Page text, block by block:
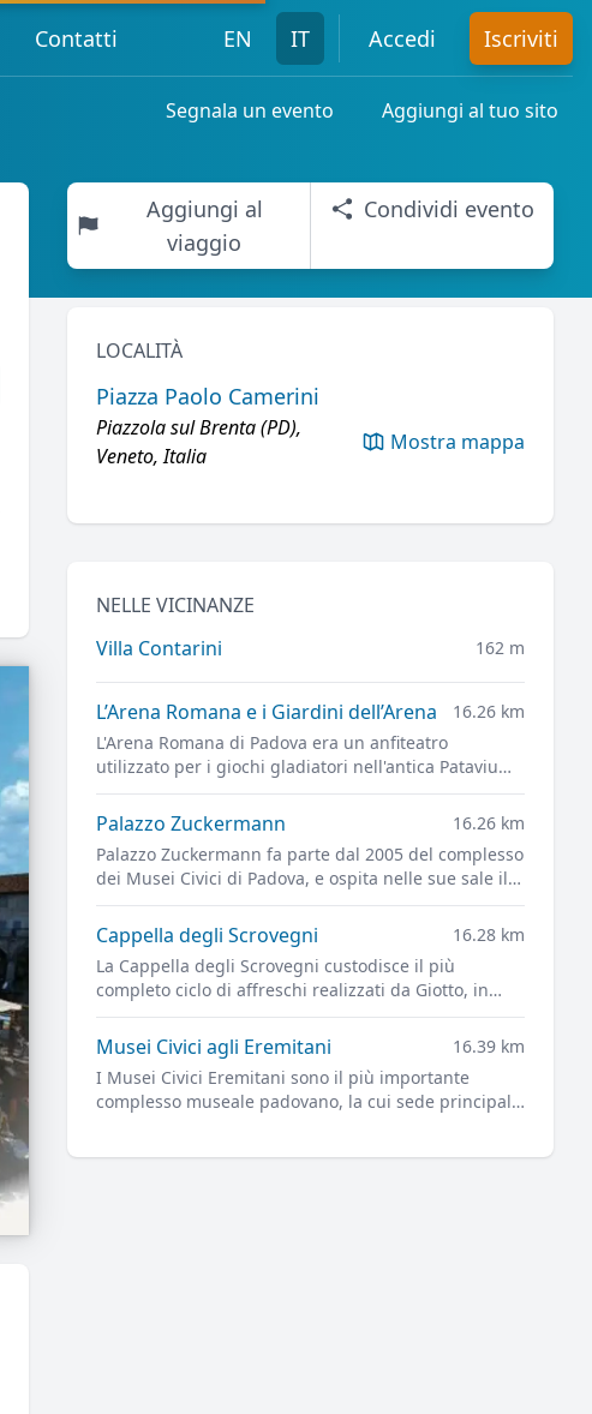
Contatti EN IT Accedi Iscriviti
Segnala un evento Aggiungi al tuo sito
Aggiungi al
viaggio
Condividi evento
LOCALITÀ
Piazza Paolo Camerini
Piazzola sul Brenta (PD),
Veneto, Italia
Mostra mappa
NELLE VICINANZE
Villa Contarini
162 m
L’Arena Romana e i Giardini dell’Arena
16.26 km
L'Arena Romana di Padova era un anfiteatro
utilizzato per i giochi gladiatori nell'antica Patavium.
L'impianto dell'Arena è ora alla base dei Giardini
dell'Arena, il principale parco cittadino.
Palazzo Zuckermann
16.26 km
Palazzo Zuckermann fa parte dal 2005 del complesso
dei Musei Civici di Padova, e ospita nelle sue sale il
Museo di Arti Applicate e Decorative e il Museo
Bottacin
Cappella degli Scrovegni
16.28 km
La Cappella degli Scrovegni custodisce il più
completo ciclo di affreschi realizzati da Giotto, in
quello che è uno dei capolavori più importanti
dell'arte figurativa di tutti i tempi
Musei Civici agli Eremitani
16.39 km
I Musei Civici Eremitani sono il più importante
complesso museale padovano, la cui sede principale